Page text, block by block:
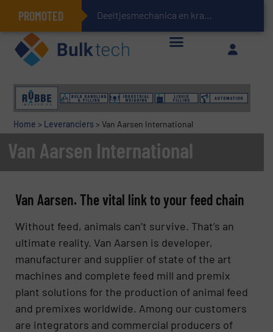
PROMOTED Deeltjesmechanica en krachtnetwerken in stortgoe
Geïntegreerde doserings- en weegsystemen: Efficiëntie, kwaliteit en duurzaamheid in één oogopslag
Home > Leveranciers >Van Aarsen International
Van Aarsen International
Van Aarsen. The vital link to your feed chain
Without feed, animals can’t survive. That’s an
ultimate reality. Van Aarsen is developer,
manufacturer and supplier of state of the art
machines and complete feed mill and premix
plant solutions for the production of animal feed
and premixes worldwide. Among our customers
are integrators and commercial producers of